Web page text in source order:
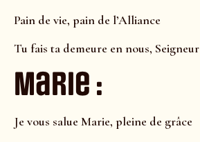
Pain de vie, pain de l’Alliance
Tu fais ta demeure en nous, Seigneur
Marie :
Je vous salue Marie, pleine de grâce